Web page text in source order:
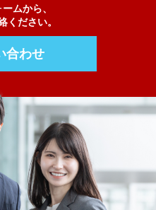
ムから、
ください。
合わせ